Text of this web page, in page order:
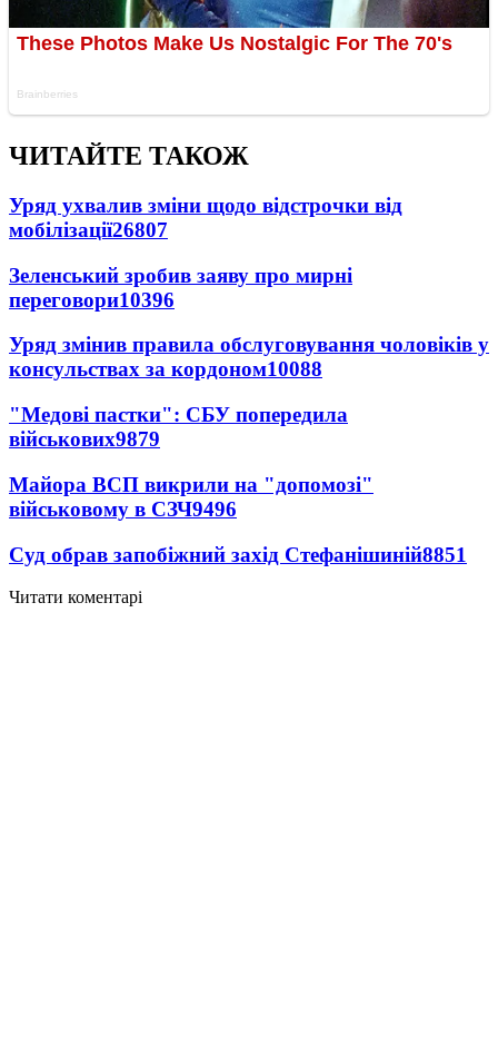
ЧИТАЙТЕ ТАКОЖ
Уряд ухвалив зміни щодо відстрочки від
мобілізації26807
Зеленський зробив заяву про мирні
переговори10396
Уряд змінив правила обслуговування чоловіків у
консульствах за кордоном10088
"Медові пастки": СБУ попередила
військових9879
Майора ВСП викрили на "допомозі"
військовому в СЗЧ9496
Суд обрав запобіжний захід Стефанішиній8851
Читати коментарі